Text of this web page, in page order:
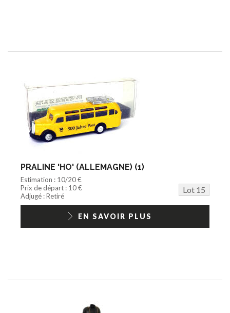
PRALINE 'HO' (ALLEMAGNE) (1)
Estimation : 10/20 €
Prix de départ : 10 €
Lot 15
Adjugé : Retiré
EN SAVOIR PLUS